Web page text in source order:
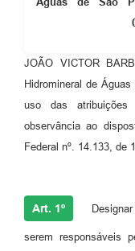
JOÃO VICTOR
Hidromineral de
uso das
observância ao
Federal nº. 14.133, de
Art. 1º
serem responsáveis